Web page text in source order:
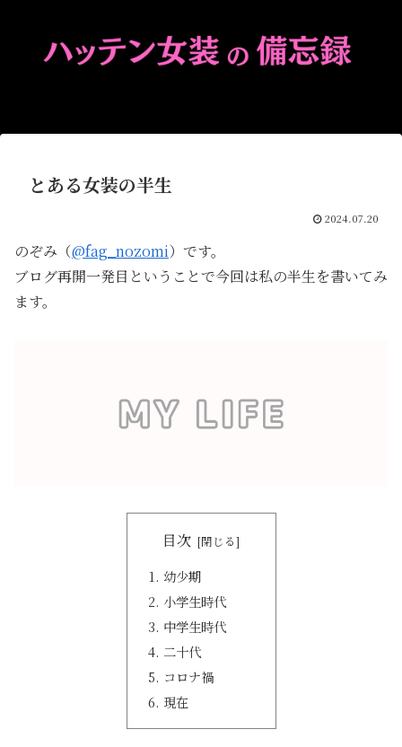
とある女装の半生
2024.07.20
のぞみ（@fag_nozomi）です。
ブログ再開一発目ということで今回は私の半生を書いてみ
ます。
目次
幼少期
小学生時代
中学生時代
二十代
コロナ禍
現在